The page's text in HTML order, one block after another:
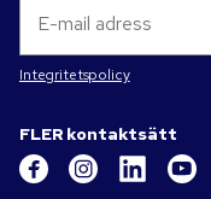
Integritetspolicy
FLER kontaktsätt